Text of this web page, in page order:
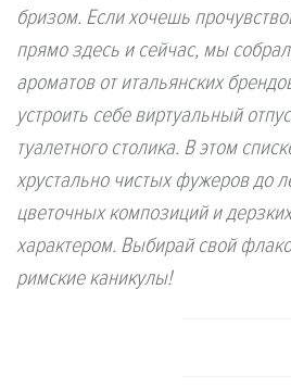
бризом. Если хочешь
прямо здесь и сейчас, мы
ароматов от итальянских
устроить себе виртуальный
туалетного столика. В этом
хрустально чистых фужеров до
цветочных композиций и
характером. Выбирай свой
римские каникулы!